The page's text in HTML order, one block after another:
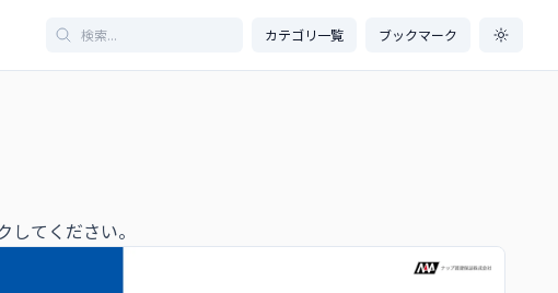
カテゴリ一覧 ブックマーク
てください。